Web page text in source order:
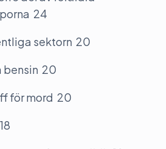
24
sektorn 20
bensin 20
för mord 20